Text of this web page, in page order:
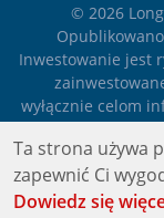
© 2026
Inwestowanie jest
wyłącznie celom
żadnego
Ta strona używa
zapewnić Ci
Dowiedz się